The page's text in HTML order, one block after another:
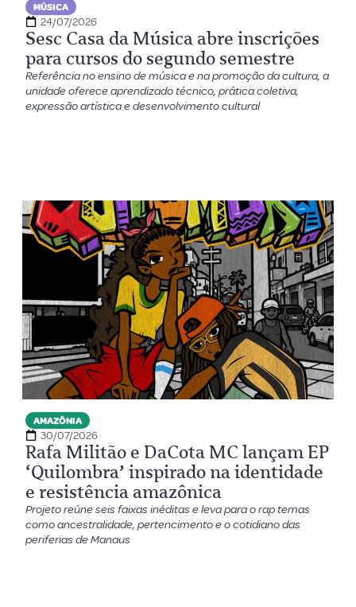
MÚSICA
24/07/2026
Sesc Casa da Música abre inscrições
para cursos do segundo semestre
Referência no ensino de música e na promoção da cultura, a
unidade oferece aprendizado técnico, prática coletiva,
expressão artística e desenvolvimento cultural
AMAZÔNIA
30/07/2026
Rafa Militão e DaCota MC lançam EP
‘Quilombra’ inspirado na identidade
e resistência amazônica
Projeto reúne seis faixas inéditas e leva para o rap temas
como ancestralidade, pertencimento e o cotidiano das
periferias de Manaus